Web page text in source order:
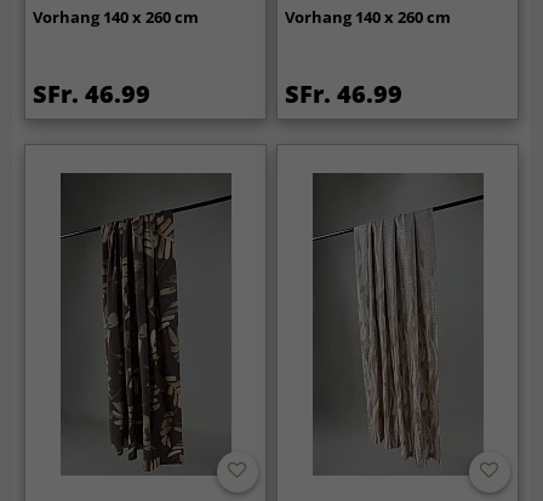
Vorhang 140 x 260 cm
SFr. 46.99
Vorhang 140 x 260 cm
SFr. 46.99